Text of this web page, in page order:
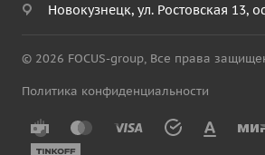
Новокузнецк, ул. Ростовская 13,
© 2026 FOCUS-group, Все права
Политика конфиденциальности